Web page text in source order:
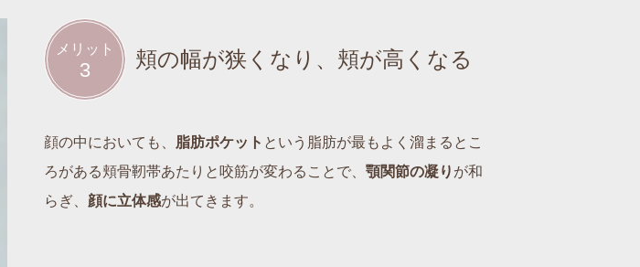
メリット
3 頬の幅が狭くなり、頬が高くなる
顔の中においても、 脂肪ポケット という脂肪が最もよく溜まるとこ
ろがある頬骨靭帯あたりと咬筋が変わることで、 顎関節の凝り が和
らぎ、 顔に立体感が出てきます。